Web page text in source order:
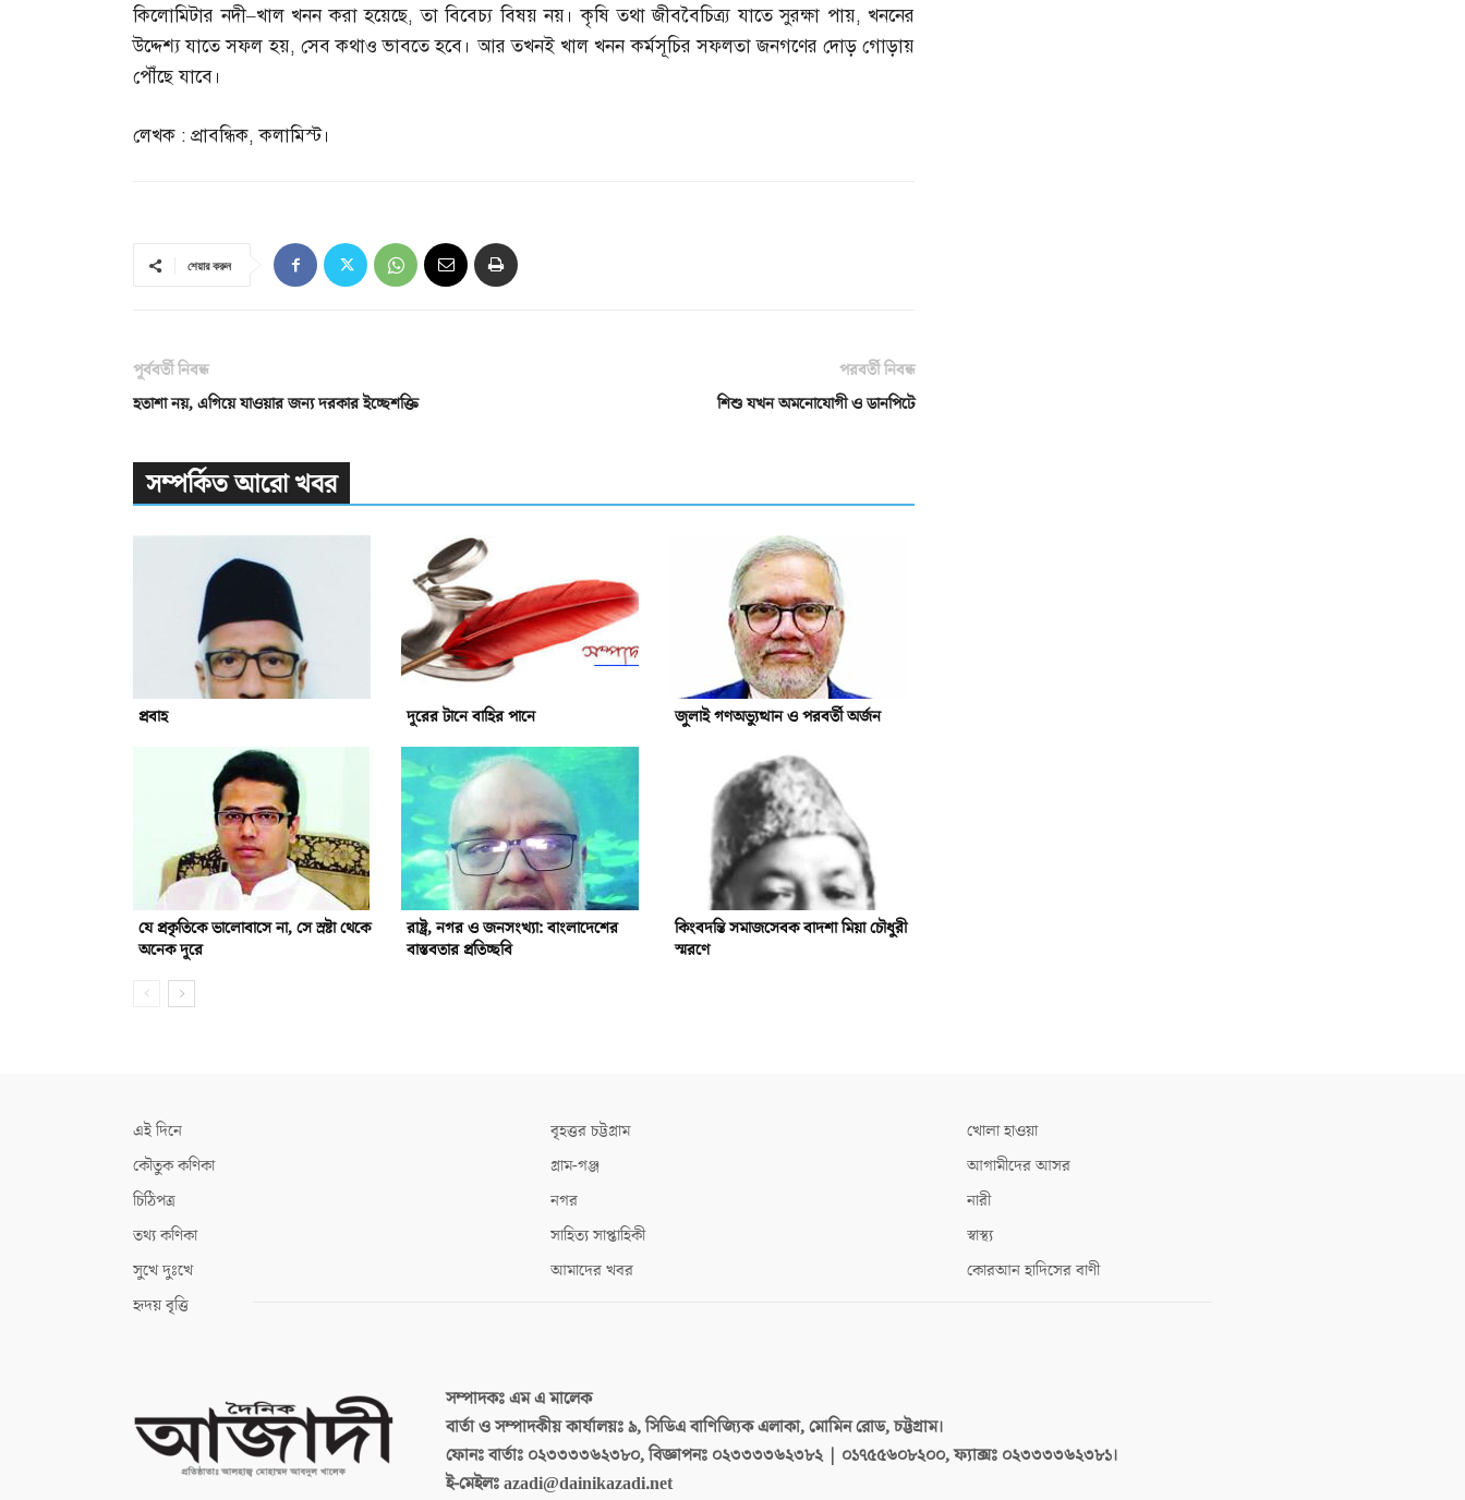
কিলোমিটার নদী–খাল খনন করা হয়েছে,তা বিবেচ্য বিষয় নয়। কৃষি তথা জীববৈচিত্র্য যাতে সুরক্ষা পায়,খননের
উদ্দেশ্য যাতে সফল হয়, সেব কথাও ভাবতে হবে। আর তখনই খাল খনন কর্মসূচির সফলতা জনগণের দোড় গোড়ায়
পৌঁছে যাবে।
লেখক : প্রাবন্ধিক,কলামিস্ট।
শেয়ার করুন
পূর্ববর্তী নিবন্ধ
হতাশা নয়, এগিয়ে যাওয়ার জন্য দরকার ইচ্ছেশক্তি
পরবর্তী নিবন্ধ
শিশু যখন অমনোযোগী ও ডানপিটে
সম্পর্কিত আরো খবর
প্রবাহ দূরের টানে বাহির পানে জুলাই গণঅভ্যুত্থান ও পরবর্তী অর্জন
যে প্রকৃতিকে ভালোবাসে না, সে স্রষ্টা থেকে
অনেক দূরে
রাষ্ট্র, নগর ও জনসংখ্যা: বাংলাদেশের
বাস্তবতার প্রতিচ্ছবি
কিংবদন্তি সমাজসেবক বাদশা মিয়া চৌধুরী
স্মরণে
এই দিনে
কৌতুক কণিকা
চিঠিপত্র
তথ্য কণিকা
সুখে দুঃখে
হৃদয় বৃত্তি
বৃহত্তর চট্টগ্রাম
গ্রাম-গঞ্জ
নগর
সাহিত্য সাপ্তাহিকী
আমাদের খবর
খোলা হাওয়া
আগামীদের আসর
নারী
স্বাস্থ্য
কোরআন হাদিসের বাণী
সম্পাদকঃএম এ মালেক
বার্তা ও সম্পাদকীয় কার্যালয়ঃ৯, সিডিএ বাণিজ্যিক এলাকা, মোমিন রোড, চট্টগ্রাম।
ফোনঃ বার্তাঃ ০২৩৩৩৩৬২৩৮০, বিজ্ঞাপনঃ ০২৩৩৩৩৬২৩৮২ | ০১৭৫৫৬০৮২০০, ফ্যাক্সঃ ০২৩৩৩৩৬২৩৮১।
ই-মেইলঃazadi@dainikazadi.net